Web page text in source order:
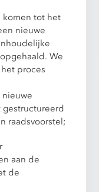
komen tot het
nieuwe
We
proces
raadsvoorstel;
aan de
de